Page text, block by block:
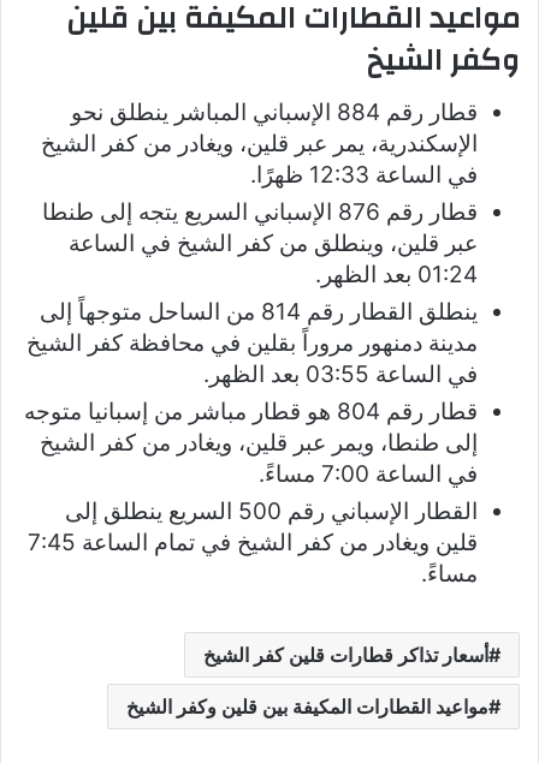
مواعيد القطارات المكيفة بين قلين
وكفر الشيخ
قطار رقم 884 الإسباني المباشر ينطلق نحو
الإسكندرية، يمر عبر قلين، ويغادر من كفر الشيخ
في الساعة 12:33 ظهرًا.
قطار رقم 876 الإسباني السريع يتجه إلى طنطا
عبر قلين، وينطلق من كفر الشيخ في الساعة
01:24 بعد الظهر.
ينطلق القطار رقم 814 من الساحل متوجهاً إلى
مدينة دمنهور مروراً بقلين في محافظة كفر الشيخ
في الساعة 03:55 بعد الظهر.
قطار رقم 804 هو قطار مباشر من إسبانيا متوجه
إلى طنطا، ويمر عبر قلين، ويغادر من كفر الشيخ
في الساعة 7:00 مساءً.
القطار الإسباني رقم 500 السريع ينطلق إلى
قلين ويغادر من كفر الشيخ في تمام الساعة 7:45
مساءً.
أسعار تذاكر قطارات قلين كفر الشيخ
مواعيد القطارات المكيفة بين قلين وكفر الشيخ